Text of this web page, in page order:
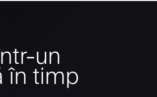
un
în timp